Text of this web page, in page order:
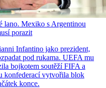
lano. Mexiko s Argentinou
porazit
Infantino jako prezident,
pod rukama. UEFA mu
bojkotem soutěží FIFA a
konfederací vytvořila blok
konce.